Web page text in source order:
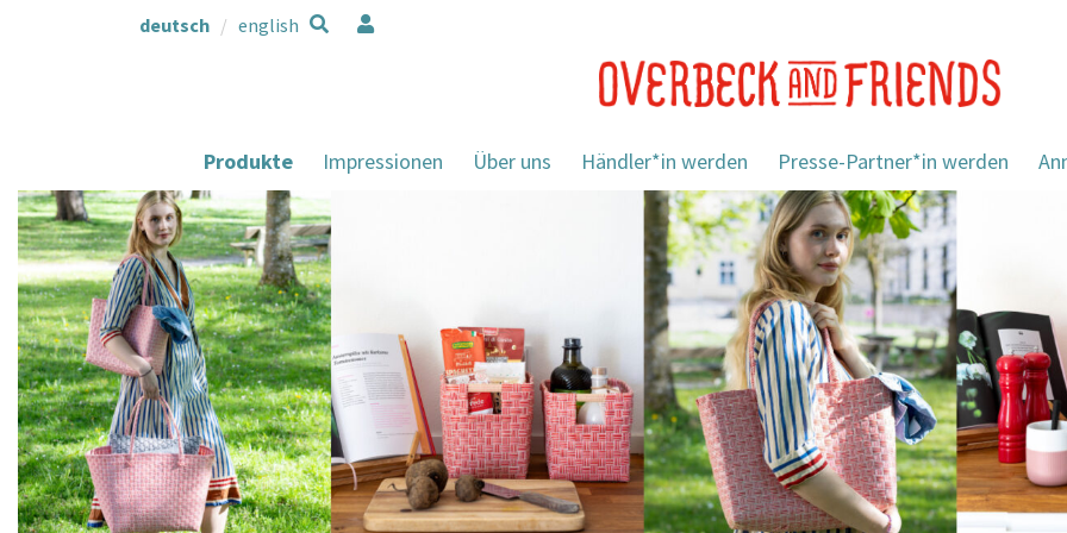
deutsch english
Produkte Impressionen Über uns Händler*in werden Presse-Partner*in werden